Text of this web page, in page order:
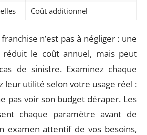
Coût additionnel
n’est pas à négliger : une
réduit le coût annuel, mais peut
de sinistre. Examinez chaque
leur utilité selon votre usage réel :
pas voir son budget déraper. Les
chaque paramètre avant de
examen attentif de vos besoins,